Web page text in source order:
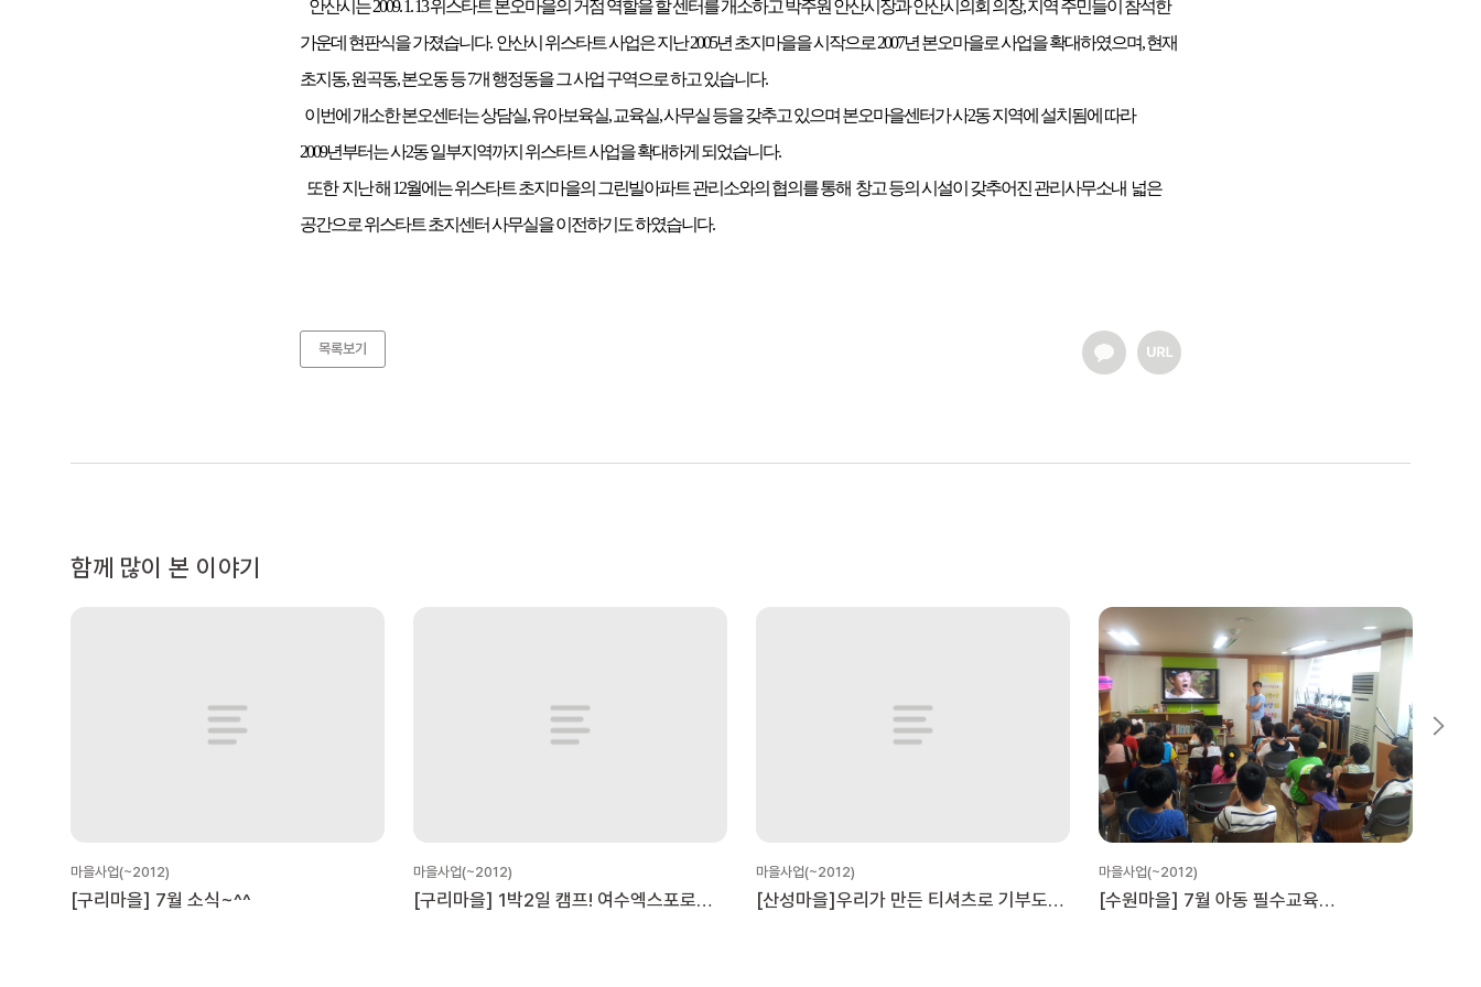
안산시는 2009. 1. 13 위스타트 본오마을의 거점 역할을 할 센터를 개소하고 박주원 안산시장과 안산시의회 의장, 지역 주민들이 참석한
가운데 현판식을 가졌습니다. 안산시 위스타트 사업은 지난 2005년 초지마을을 시작으로 2007년 본오마을로 사업을 확대하였으며, 현재
초지동, 원곡동, 본오동 등 7개 행정동을 그 사업 구역으로 하고 있습니다.
이번에 개소한 본오센터는 상담실, 유아보육실, 교육실, 사무실 등을 갖추고 있으며 본오마을센터가 사2동 지역에 설치됨에 따라
2009년부터는 사2동 일부지역까지 위스타트 사업을 확대하게 되었습니다.
또한 지난 해 12월에는 위스타트 초지마을의 그린빌아파트 관리소와의 협의를 통해 창고 등의 시설이 갖추어진 관리사무소내 넓은
공간으로 위스타트 초지센터 사무실을 이전하기도 하였습니다.
목록보기
함께 많이 본 이야기
마을사업(~2012)
[구리마을] 7월 소식~^^
마을사업(~2012)
[구리마을] 1박2일 캠프! 여수엑스포로
마을사업(~2012)
[산성마을]우리가 만든 티셔츠로 기부도
마을사업(~2012)
[수원마을] 7월 아동 필수교육